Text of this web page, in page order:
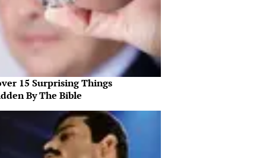
15 Surprising Things
By The Bible